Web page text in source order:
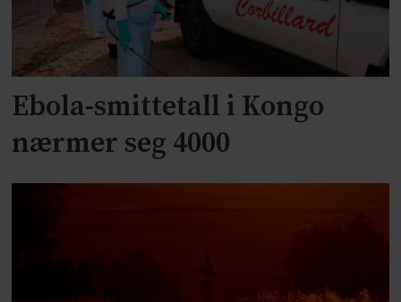
Ebola-smittetall i Kongo
nærmer seg 4000